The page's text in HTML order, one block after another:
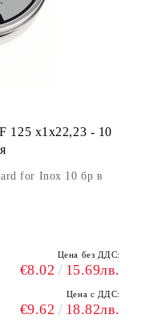
125 x1x22,23 - 10
for Inox 10 бр в
Цена без ДДС:
€8.02 15.69лв.
Цена с ДДС:
€9.62 18.82лв.